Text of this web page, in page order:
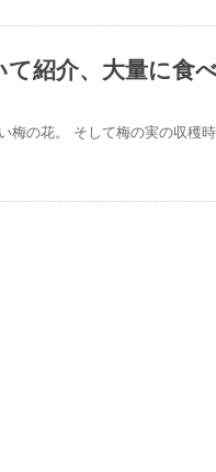
6月の話題
紹介、大量に食
梅の花。 そして梅の実の収穫